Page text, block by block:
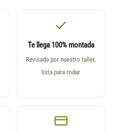
Te llega 100% montada
Revisada por nuestro taller,
lista para rodar